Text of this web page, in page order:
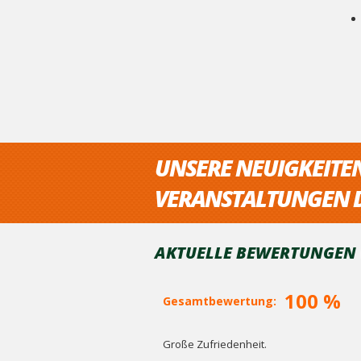
UNSERE
VERANSTALTUNGEN
AKTUELLE
Gesamtbewertung: 100 %
Große Zufriedenheit.